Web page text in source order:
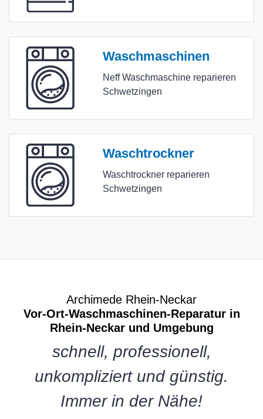
Waschmaschinen
Neff Waschmaschine reparieren
Schwetzingen
Waschtrockner
Waschtrockner reparieren
Schwetzingen
Archimede Rhein-Neckar
Vor-Ort-Waschmaschinen-Reparatur in
Rhein-Neckar und Umgebung
schnell, professionell,
unkompliziert und günstig.
Immer in der Nähe!